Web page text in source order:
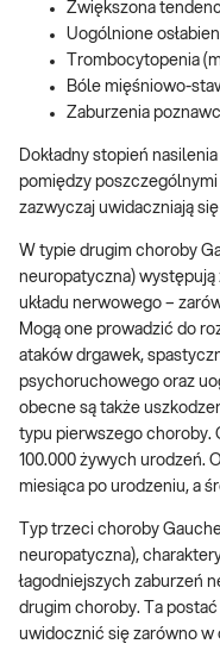
Zwiększona
Uogólnione
Trombocytopenia
Bóle mięśniowo-
Zaburzenia
Dokładny stopień
pomiędzy
zazwyczaj uwidaczniają
W typie drugim choroby
neuropatyczna)
układu nerwowego –
Mogą one prowadzić do
ataków drgawek,
psychoruchowego oraz
obecne są także
typu pierwszego choroby.
100.000 żywych urodzeń.
miesiąca po urodzeniu, a
Typ trzeci choroby
neuropatyczna),
łagodniejszych zaburzeń
drugim choroby. Ta
uwidocznić się zarówno w